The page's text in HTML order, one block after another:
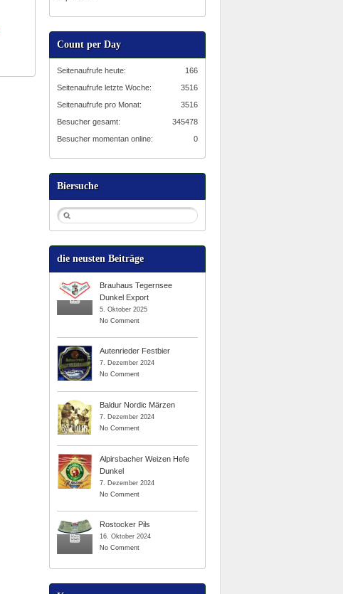
Count per Day
166
Seitenaufrufe heute:
3516
Seitenaufrufe letzte Woche:
3516
Seitenaufrufe pro Monat:
345478
Besucher gesamt:
0
Besucher momentan online:
Biersuche
die neusten Beiträge
Brauhaus Tegernsee
Dunkel Export
5. Oktober 2025
No Comment
Autenrieder Festbier
7. Dezember 2024
No Comment
Baldur Nordic Märzen
7. Dezember 2024
No Comment
Alpirsbacher Weizen Hefe
Dunkel
7. Dezember 2024
No Comment
Rostocker Pils
16. Oktober 2024
No Comment